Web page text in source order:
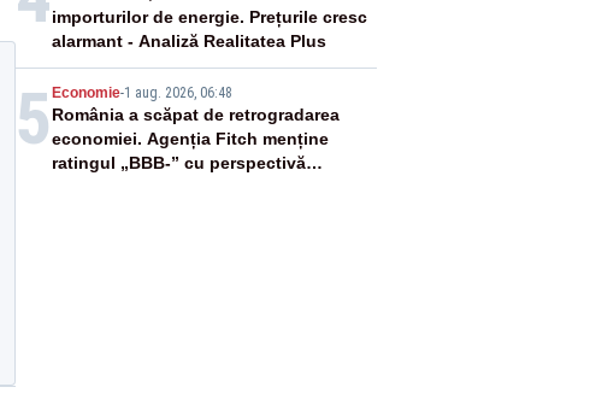
importurilor de energie. Prețurile cresc
alarmant - Analiză Realitatea Plus
5 Economie-1 aug. 2026, 06:48
România a scăpat de retrogradarea
economiei. Agenția Fitch menține
ratingul „BBB-” cu perspectivă